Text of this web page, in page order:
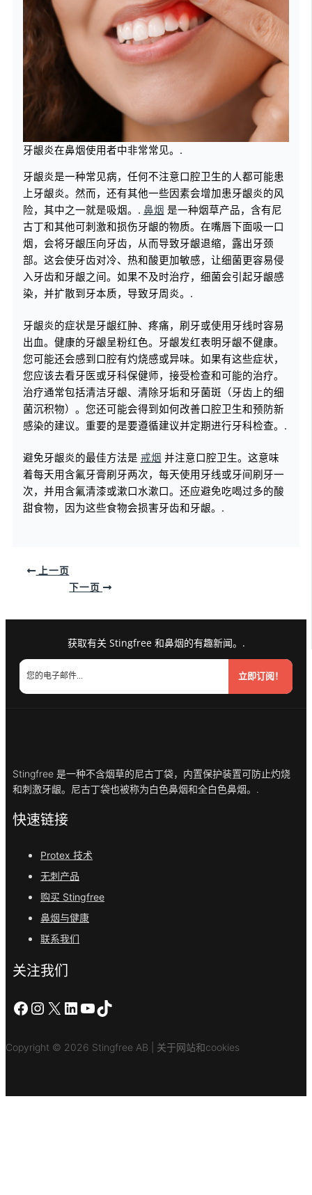
牙龈炎在鼻烟使用者中非常常见。.
牙龈炎是一种常见病，任何不注意口腔卫生的人都可能患
上牙龈炎。然而，还有其他一些因素会增加患牙龈炎的风
险，其中之一就是吸烟。. 鼻烟 是一种烟草产品，含有尼
古丁和其他可刺激和损伤牙龈的物质。在嘴唇下面吸一口
烟，会将牙龈压向牙齿，从而导致牙龈退缩，露出牙颈
部。这会使牙齿对冷、热和酸更加敏感，让细菌更容易侵
入牙齿和牙龈之间。如果不及时治疗，细菌会引起牙龈感
染，并扩散到牙本质，导致牙周炎。.
牙龈炎的症状是牙龈红肿、疼痛，刷牙或使用牙线时容易
出血。健康的牙龈呈粉红色。牙龈发红表明牙龈不健康。
您可能还会感到口腔有灼烧感或异味。如果有这些症状，
您应该去看牙医或牙科保健师，接受检查和可能的治疗。
治疗通常包括清洁牙龈、清除牙垢和牙菌斑（牙齿上的细
菌沉积物）。您还可能会得到如何改善口腔卫生和预防新
感染的建议。重要的是要遵循建议并定期进行牙科检查。.
避免牙龈炎的最佳方法是 戒烟 并注意口腔卫生。这意味
着每天用含氟牙膏刷牙两次，每天使用牙线或牙间刷牙一
次，并用含氟清漆或漱口水漱口。还应避免吃喝过多的酸
甜食物，因为这些食物会损害牙齿和牙龈。.
上一页
下一页
获取有关 Stingfree 和鼻烟的有趣新闻。.
立即订阅！
Stingfree 是一种不含烟草的尼古丁袋，内置保护装置可防止灼烧
和刺激牙龈。尼古丁袋也被称为白色鼻烟和全白色鼻烟。.
快速链接
Protex 技术
无刺产品
购买 Stingfree
鼻烟与健康
联系我们
关注我们
在 Facebook 上Instagram
X LinkedIn
YouTube
TikTok
Copyright © 2026 Stingfree AB | 关于网站和cookies